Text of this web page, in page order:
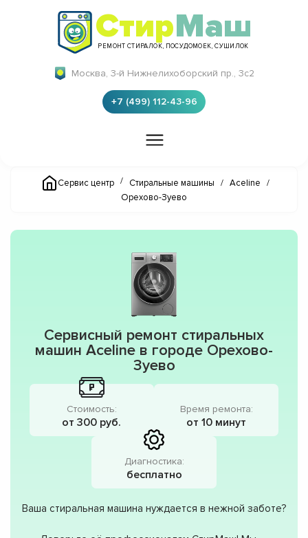
СтирМаш
РЕМОНТ СТИРАЛОК, ПОСУДОМОЕК, СУШИЛОК
Москва, 3-й Нижнелихоборский пр., 3с2
+7 (499) 112-43-96
Сервис центр / Стиральные машины / Aceline
/
Орехово-Зуево
Сервисный ремонт стиральных
машин Aceline в городе Орехово-
Зуево
Стоимость:
от 300 руб.
Время ремонта:
от 10 минут
Диагностика:
бесплатно
Ваша стиральная машина нуждается в нежной заботе?